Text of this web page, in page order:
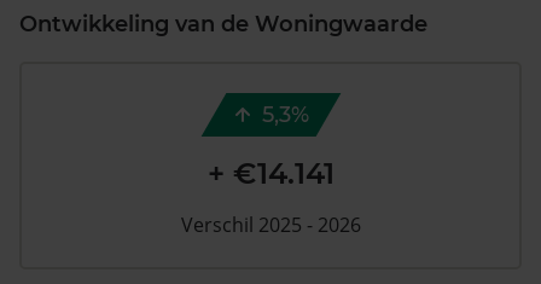
Ontwikkeling van de Woningwaarde
5,3%
+ €14.141
Verschil 2025 - 2026